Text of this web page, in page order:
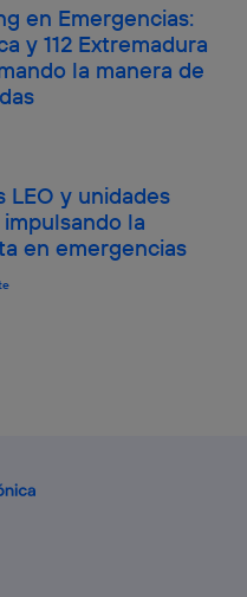
en Emergencias:
y 112 Extremadura
la manera de
LEO y unidades
la
en emergencias